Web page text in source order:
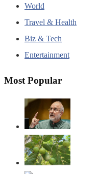
World
Travel & Health
Biz & Tech
Entertainment
Most Popular